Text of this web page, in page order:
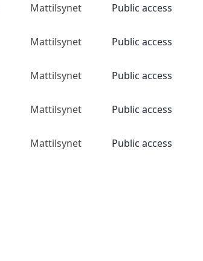
Mattilsynet Public access
Mattilsynet Public access
Mattilsynet Public access
Mattilsynet Public access
Mattilsynet Public access